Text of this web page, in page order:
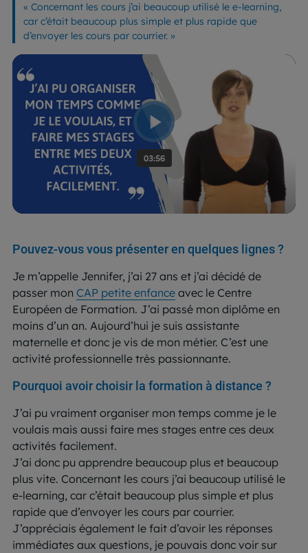
« Concernant les cours j’ai beaucoup utilisé le e-learning,
car c’était beaucoup plus simple et plus rapide que
d’envoyer les cours par courrier. »
Pouvez-vous vous présenter en quelques lignes ?
Je m’appelle Jennifer, j’ai 27 ans et j’ai décidé de
passer mon CAP petite enfance avec le Centre
Européen de Formation. J’ai passé mon diplôme en
moins d’un an. Aujourd’hui je suis assistante
maternelle et donc je vis de mon métier. C’est une
activité professionnelle très passionnante.
Pourquoi avoir choisir la formation à distance ?
J’ai pu vraiment organiser mon temps comme je le
voulais mais aussi faire mes stages entre ces deux
activités facilement.
J’ai donc pu apprendre beaucoup plus et beaucoup
plus vite. Concernant les cours j’ai beaucoup utilisé le
e-learning, car c’était beaucoup plus simple et plus
rapide que d’envoyer les cours par courrier.
J’appréciais également le fait d’avoir les réponses
immédiates aux questions, je pouvais donc voir sur